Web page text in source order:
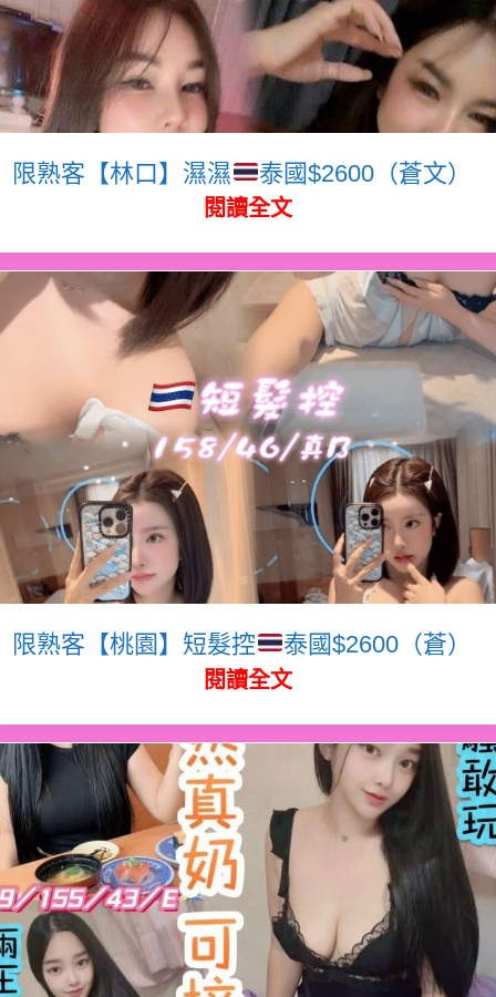
限熟客【林口】濕濕 泰國$2600（蒼文）
閱讀全文
限熟客【桃園】短髮控 泰國$2600（蒼）
閱讀全文